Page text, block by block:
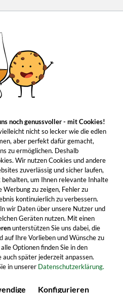
noch genussvoller - mit Cookies!
nicht so lecker wie die edlen
aber perfekt dafür gemacht,
zu ermöglichen. Deshalb
Wir nutzen Cookies und andere
zuverlässig und sicher laufen,
um Ihnen relevante Inhalte
zu zeigen, Fehler zu
kontinuierlich zu verbessern.
wir Daten über unsere Nutzer und
Geräten nutzen. Mit einen
unterstützen Sie uns dabei, die
auf Ihre Vorlieben und Wünsche zu
Optionen finden Sie in den
auch später jederzeit anpassen.
in unserer Datenschutzerklärung.
Konfigurieren